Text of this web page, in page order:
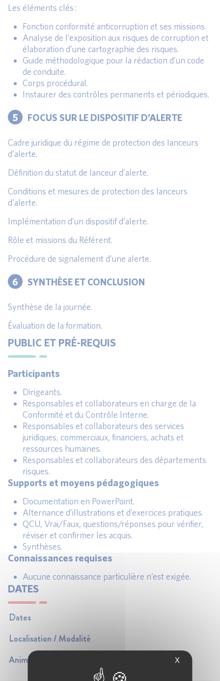
Les éléments clés :
Fonction conformité anticorruption et ses missions.
Analyse de l’exposition aux risques de corruption et
élaboration d’une cartographie des risques.
Guide méthodologique pour la rédaction d’un code
de conduite.
Corps procédural.
Instaurer des contrôles permanents et périodiques.
5 FOCUS SUR LE DISPOSITIF D’ALERTE
Cadre juridique du régime de protection des lanceurs
d’alerte.
Définition du statut de lanceur d’alerte.
Conditions et mesures de protection des lanceurs
d’alerte.
Implémentation d’un dispositif d’alerte.
Rôle et missions du Référent.
Procédure de signalement d’une alerte.
6 SYNTHÈSE ET CONCLUSION
Synthèse de la journée.
Évaluation de la formation.
PUBLIC ET PRÉ-REQUIS
Participants
Dirigeants.
Responsables et collaborateurs en charge de la
Conformité et du Contrôle Interne.
Responsables et collaborateurs des services
juridiques, commerciaux, financiers, achats et
ressources humaines.
Responsables et collaborateurs des départements
risques.
Supports et moyens pédagogiques
Documentation en PowerPoint.
Alternance d’illustrations et d’exercices pratiques.
QCU, Vrai/Faux, questions/réponses pour vérifier,
réviser et confirmer les acquis.
Synthèses.
Connaissances requises
Aucune connaissance particulière n’est exigée.
DATES
Dates
Localisation / Modalité
Animateur(s)
X